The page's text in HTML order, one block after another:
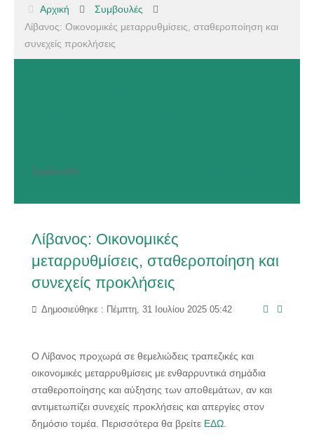
Αρχική
Συμβουλές
Λίβανος: Οικονομικές μεταρρυθμίσεις, σταθεροποίηση και
συνεχείς προκλήσεις
Συμβουλές
Λίβανος: Οικονομικές
μεταρρυθμίσεις, σταθεροποίηση και
συνεχείς προκλήσεις
Δημοσιεύθηκε : Πέμπτη, 31 Ιουλίου 2025 05:42
Ο Λίβανος προχωρά σε θεμελιώδεις τραπεζικές και
οικονομικές μεταρρυθμίσεις με ενθαρρυντικά σημάδια
σταθεροποίησης και αύξησης των αποθεμάτων, αν και
αντιμετωπίζει συνεχείς προκλήσεις και απεργίες στον
δημόσιο τομέα. Περισσότερα θα βρείτε ΕΔΩ